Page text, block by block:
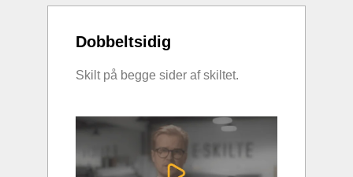
Dobbeltsidig
Skilt på begge sider af skiltet.